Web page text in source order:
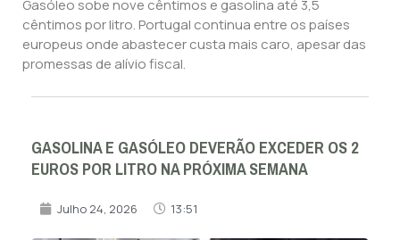
Gasóleo sobe nove cêntimos e gasolina até 3,5
cêntimos por litro. Portugal continua entre os países
europeus onde abastecer custa mais caro, apesar das
promessas de alívio fiscal.
GASOLINA E GASÓLEO DEVERÃO EXCEDER OS 2
EUROS POR LITRO NA PRÓXIMA SEMANA
Julho 24, 2026 13:51